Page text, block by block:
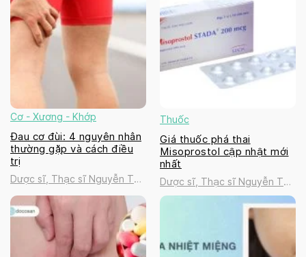
Cơ - Xương - Khớp
Đau cơ đùi: 4 nguyên nhân
thường gặp và cách điều
trị
Dược sĩ, Thạc sĩ Nguyễn Thị
Thanh Tú
Thuốc
Giá thuốc phá thai
Misoprostol cập nhật mới
nhất
Dược sĩ, Thạc sĩ Nguyễn Thị
Thanh Tú